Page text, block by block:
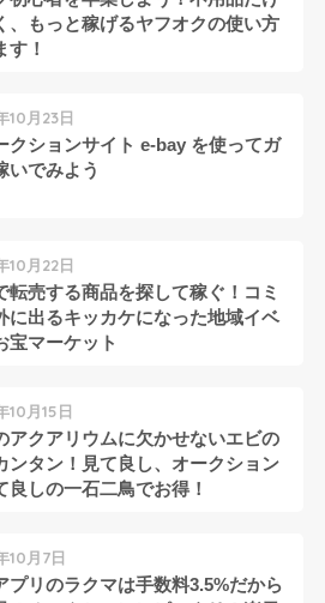
、もっと稼げるヤフオクの使い方
す！
10月23日
クションサイト e-bay を使ってガ
いでみよう
10月22日
転売する商品を探して稼ぐ！コミ
に出るキッカケになった地域イベ
宝マーケット
10月15日
アクアリウムに欠かせないエビの
ンタン！見て良し、オークション
良しの一石二鳥でお得！
10月7日
プリのラクマは手数料3.5%だから